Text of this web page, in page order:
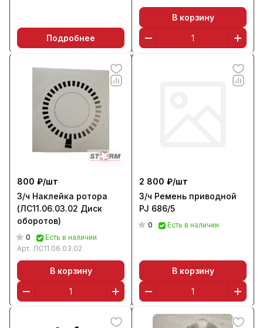
Подробнее
В корзину
800 ₽/шт
З/ч Наклейка ротора
(ЛС11.06.03.02 Диск
оборотов)
0
Есть в наличии
Арт. ЛС11.06.03.02
В корзину
2 800 ₽/шт
З/ч Ремень приводной
PJ 686/5
0 Есть в наличии
В корзину